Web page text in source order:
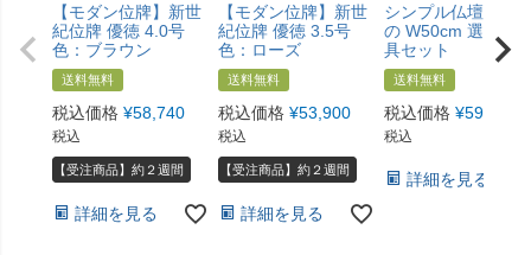
【モダン位牌】新世
紀位牌 優徳 4.0号
色：ブラウン
送料無料
税込価格 ¥58,740
税込
【受注商品】約２週間
詳細を見る
【モダン位牌】新世
紀位牌 優徳 3.5号
色：ローズ
送料無料
税込価格 ¥53,900
税込
【受注商品】約２週間
詳細を見る
シンプル仏壇 あけ
の W50cm 選べる
具セット
送料無料
税込価格 ¥59,800
税込
詳細を見る